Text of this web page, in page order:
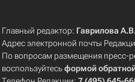
Главный редактор: Гаврилова А.В.
Адрес электронной почты
По вопросам размещения пресс-
воспользуйтесьформой